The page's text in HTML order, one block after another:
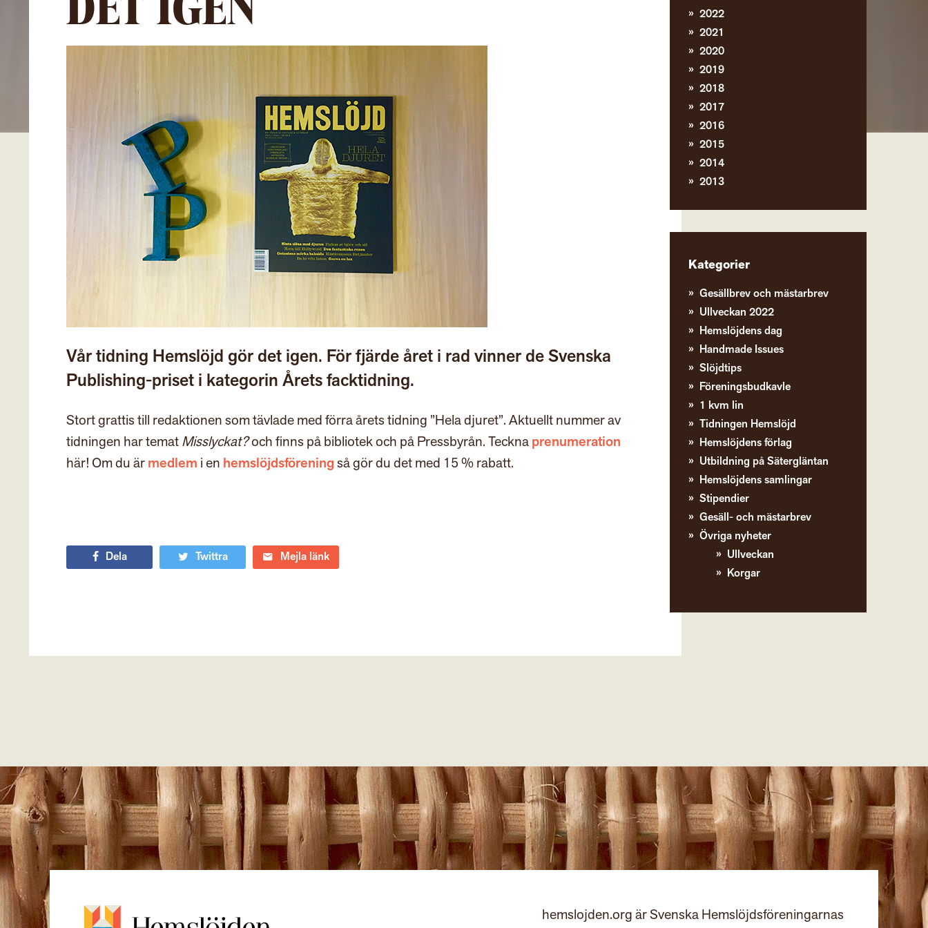
Vår tidning Hemslöjd gör det igen. För fjärde året i rad vinner de Svenska
Publishing-priset i kategorin Årets facktidning.
Stort grattis till redaktionen som tävlade med förra årets tidning ”Hela djuret”. Aktuellt nummer av
tidningen har tematMisslyckat?och finns på bibliotek och på Pressbyrån. Tecknaprenumeration
här! Om du ärmedlem i en hemslöjdsföreningså gör du det med 15 % rabatt.
Dela Twittra Mejla länk
2022
2021
2020
2019
2018
2017
2016
2015
2014
2013
Kategorier
Gesällbrev och mästarbrev
Ullveckan 2022
Hemslöjdens dag
Handmade Issues
Slöjdtips
Föreningsbudkavle
1 kvm lin
Tidningen Hemslöjd
Hemslöjdens förlag
Utbildning på Sätergläntan
Hemslöjdens samlingar
Stipendier
Gesäll- och mästarbrev
Övriga nyheter
Ullveckan
Korgar
hemslojden.org är Svenska Hemslöjdsföreningarnas